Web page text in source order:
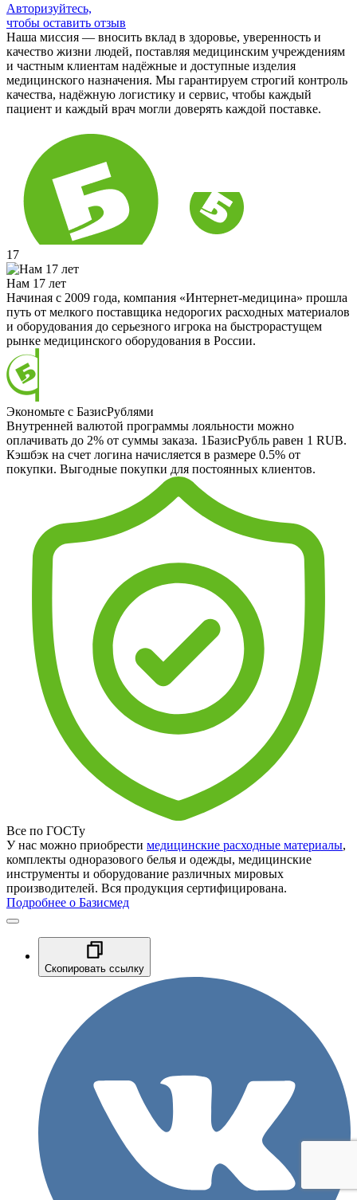
Авторизуйтесь,
чтобы оставить отзыв
Наша миссия — вносить вклад в здоровье, уверенность и
качество жизни людей, поставляя медицинским учреждениям
и частным клиентам надёжные и доступные изделия
медицинского назначения. Мы гарантируем строгий контроль
качества, надёжную логистику и сервис, чтобы каждый
пациент и каждый врач могли доверять каждой поставке.
17
Нам 17 лет
Начиная с 2009 года, компания «Интернет-медицина» прошла
путь от мелкого поставщика недорогих расходных материалов
и оборудования до серьезного игрока на быстрорастущем
рынке медицинского оборудования в России.
Экономьте с БазисРублями
Внутренней валютой программы лояльности можно
оплачивать до 2% от суммы заказа. 1БазисРубль равен 1 RUB.
Кэшбэк на счет логина начисляется в размере 0.5% от
покупки. Выгодные покупки для постоянных клиентов.
Все по ГОСТу
У нас можно приобрести медицинские расходные материалы,
комплекты одноразового белья и одежды, медицинские
инструменты и оборудование различных мировых
производителей. Вся продукция сертифицирована.
Подробнее о Базисмед
Скопировать ссылку